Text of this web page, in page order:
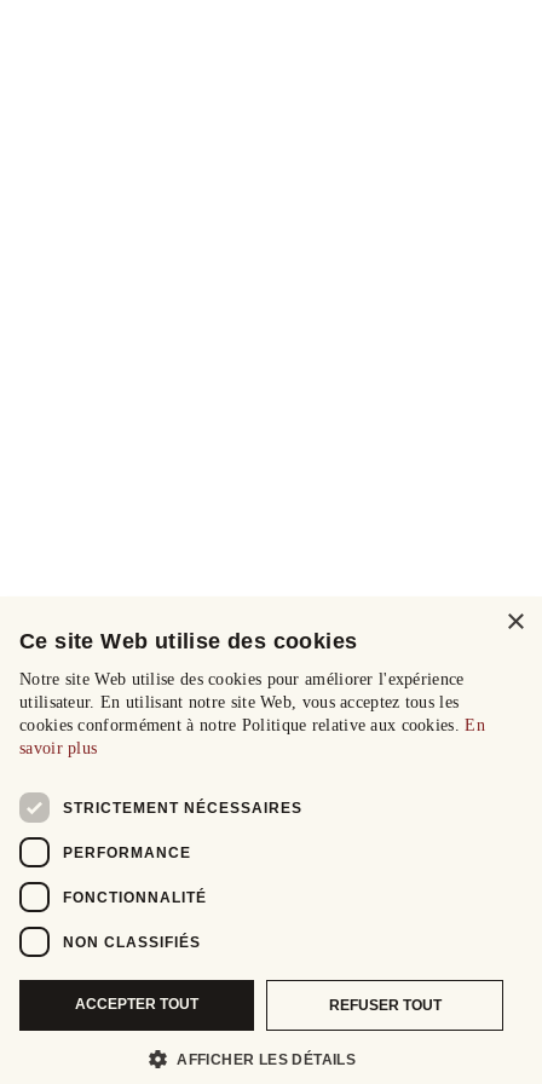
×
Ce site Web utilise des cookies
Notre site Web utilise des cookies pour améliorer l'expérience
utilisateur. En utilisant notre site Web, vous acceptez tous les
cookies conformément à notre Politique relative aux cookies.En
savoir plus
STRICTEMENT NÉCESSAIRES
PERFORMANCE
FONCTIONNALITÉ
NON CLASSIFIÉS
ACCEPTER TOUT REFUSER TOUT
AFFICHER LES DÉTAILS